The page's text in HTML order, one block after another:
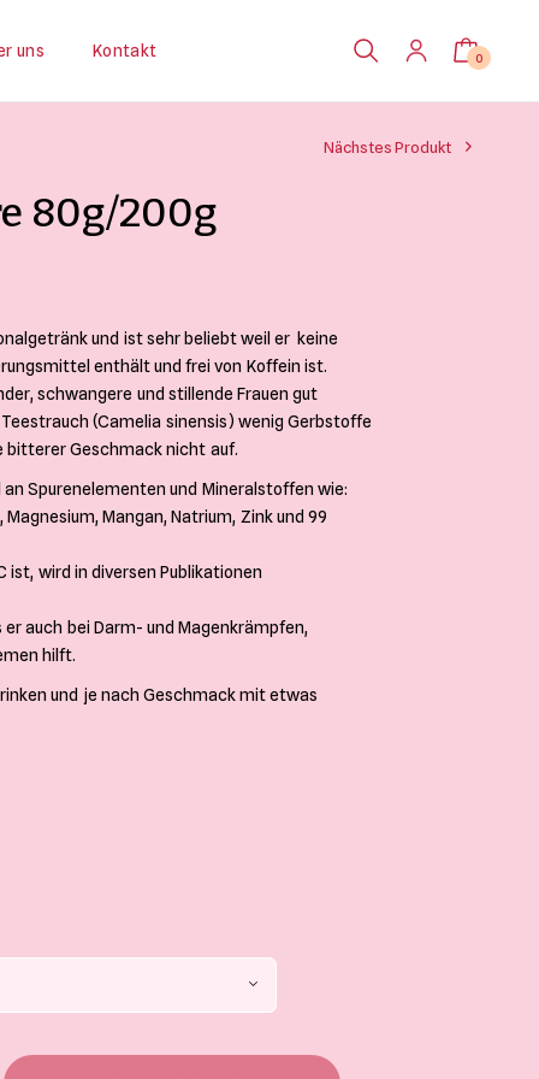
uns Kontakt 0
Nächstes Produkt
80g/200g
12.50
und ist sehr beliebt weil er keine
enthält und frei von Koffein ist.
schwangere und stillende Frauen gut
(Camelia sinensis) wenig Gerbstoffe
bitterer Geschmack nicht auf.
Spurenelementen und Mineralstoffen wie:
Magnesium, Mangan, Natrium, Zink und 99
ist, wird in diversen Publikationen
auch bei Darm- und Magenkrämpfen,
hilft.
und je nach Geschmack mit etwas